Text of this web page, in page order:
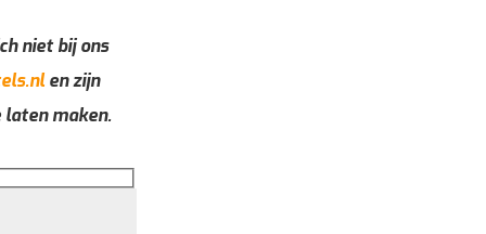
niet bij ons
en zijn
maken.